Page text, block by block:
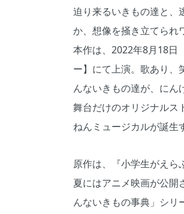
迫り来るいきもの達と、
か、想像を掻き立てられ
本作は、2022年8月18日
ー】にて上演。歌あり、
んないきもの達が、にん
舞台だけのオリジナルス
ねんミュージカルが誕生
原作は、『小学生がえら
夏にはアニメ映画が公開
んないきもの事典」シリ